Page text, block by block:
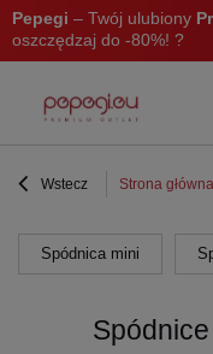
Pepegi – Twój ulubiony
oszczędzaj do -80%! ?
Wstecz Strona główna
Spódnica mini